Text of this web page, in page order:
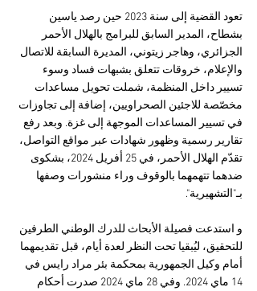
تعود القضية إلى سنة 2023 حين رصد ياسين
بشطاح، المدير السابق للبرامج بالهلال الأحمر
الجزائري، وهاجر زيتوني، المديرة السابقة للاتصال
والإعلام، خروقات تتعلق بشبهات فساد وسوء
تسيير داخل المنظمة، شملت تحويل مساعدات
مخصّصة للاجئين الصحراويين، إضافة إلى تجاوزات
في تسيير المساعدات الموجهة إلى غزة. وبعد رفع
تقارير رسمية وظهور شهادات عبر مواقع التواصل،
تقدّم الهلال الأحمر، في 25 أفريل 2024، بشكوى
ضدهما تتهمهما بالوقوف وراء منشورات وصفها
بـ"التشهيرية".
و استدعت فصيلة الأبحاث للدرك الوطني الطرفين
للتحقيق، ليُبقيا تحت النظر لعدة أيام، قبل تقديمهما
أمام وكيل الجمهورية بمحكمة بئر مراد رايس في
14 ماي 2024. وفي 28 ماي 2024 صدرت أحكام